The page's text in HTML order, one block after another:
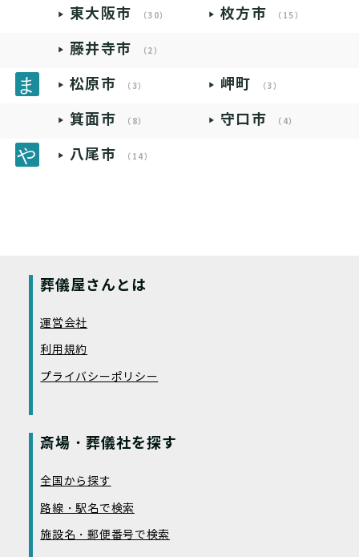
東大阪市 （30） 枚方市 （15）
藤井寺市 （2）
松原市 （3） 岬町 （3）
箕面市 （8） 守口市 （4）
八尾市 （14）
葬儀屋さんとは
運営会社
利用規約
プライバシーポリシー
斎場・葬儀社を探す
全国から探す
路線・駅名で検索
施設名・郵便番号で検索